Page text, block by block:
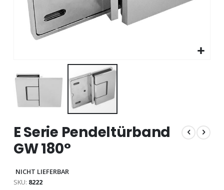
Anfang
der
Bildgalerie
E Serie Pendeltürband
GW 180°
NICHT LIEFERBAR
SKU 8222